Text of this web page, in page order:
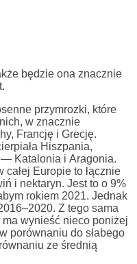
będzie ona znacznie
przymrozki, które
w znacznie
Francję i Grecję.
Hiszpania,
Katalonia i Aragonia.
Europie to łącznie
i nektaryn. Jest to o 9%
rokiem 2021. Jednak
Z tego sama
wynieść nieco poniżej
porównaniu do słabego
ze średnią